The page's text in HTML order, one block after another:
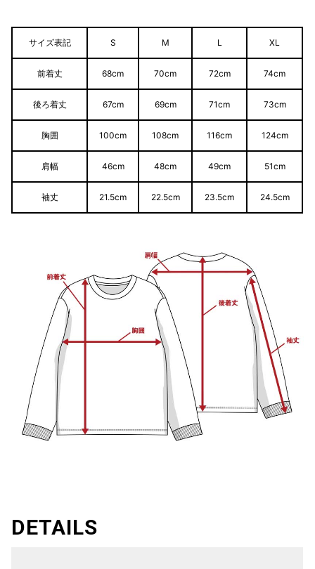
サイズ表記 S M L XL
前着丈 68cm 70cm 72cm 74cm
後ろ着丈 67cm 69cm 71cm 73cm
胸囲 100cm 108cm 116cm 124cm
肩幅 46cm 48cm 49cm 51cm
袖丈 21.5cm 22.5cm 23.5cm 24.5cm
DETAILS